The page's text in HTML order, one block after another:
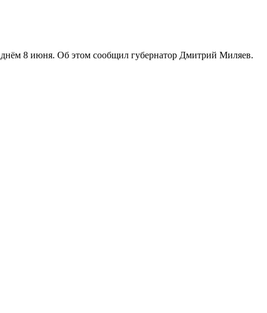
8 июня. Об этом сообщил губернатор Дмитрий Миляев.